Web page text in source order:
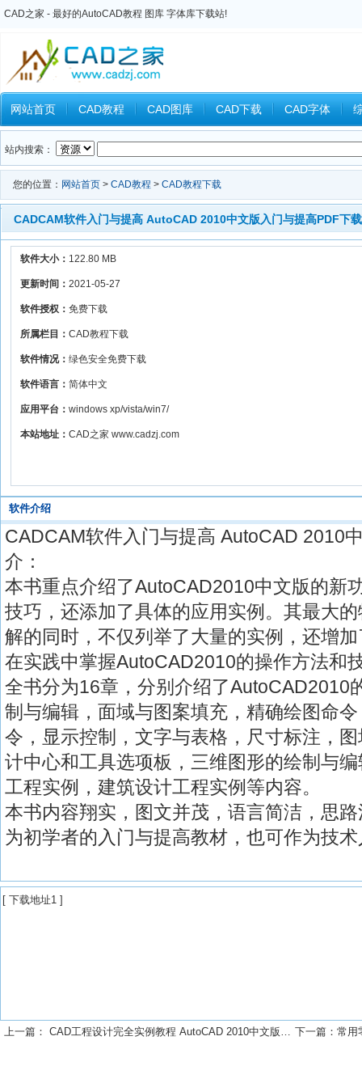
CAD之家 - 最好的AutoCAD教程 图库 字体库下载站!
网站首页 CAD教程 CAD图库 CAD下载 CAD字体
Inventor教程 Ansys教程 CAXA教程 中望CAD Catia教
站内搜索：
您的位置： 网站首页 > CAD教程 > CAD教程下载
CADCAM软件入门与提高 AutoCAD 2010中文版入门与提高PDF下载
软件大小： 122.80 MB
更新时间： 2021-05-27
软件授权： 免费下载
所属栏目： CAD教程下载
软件情况： 绿色安全免费下载
软件语言： 简体中文
应用平台： windows xp/vista/win7/
本站地址： CAD之家 www.cadzj.com
软件介绍
CADCAM软件入门与提高 AutoCAD 2010
介：
本书重点介绍了AutoCAD2010中文版的新
技巧，还添加了具体的应用实例。其最大
解的同时，不仅列举了大量的实例，还增
在实践中掌握AutoCAD2010的操作方法和
全书分为16章，分别介绍了AutoCAD2010
制与编辑，面域与图案填充，精确绘图命
令，显示控制，文字与表格，尺寸标注，
计中心和工具选项板，三维图形的绘制与
工程实例，建筑设计工程实例等内容。
本书内容翔实，图文并茂，语言简洁，思
为初学者的入门与提高教材，也可作为技
[ 下载地址1 ]
上一篇： CAD工程设计完全实例教程 AutoCAD 2010中文版电气设计完全实例教程PDF下载 下一篇： 常用